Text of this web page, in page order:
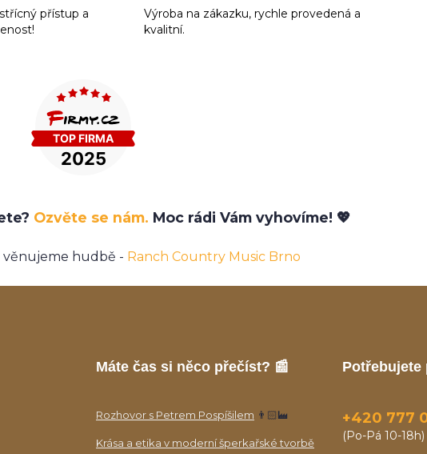
přístup a
Výroba na zákazku, rychle provedená a
kvalitní.
Ozvěte se nám. Moc rádi Vám vyhovíme! 💖
věnujeme hudbě - Ranch Country Music Brno
Máte čas si něco přečíst? 📰
Rozhovor s Petrem Pospíšilem 👨🏻‍🏭
Krása a etika v moderní šperkařské tvorbě
Potřebujete
+420 777
(Po-Pá 10-18h)